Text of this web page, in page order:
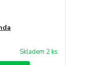
Skladem 2 ks